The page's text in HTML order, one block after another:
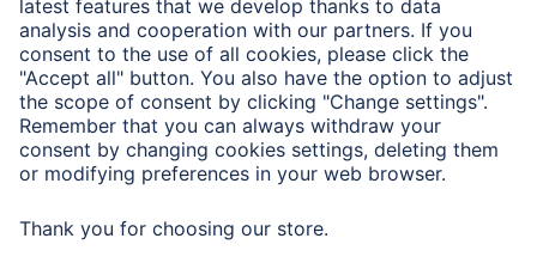
Cecha specyficzna CD-Bag
Picture Size/Maximum
Number of Photos
10 x 15 cm / 200
Oprawa Art Print (Laminated)